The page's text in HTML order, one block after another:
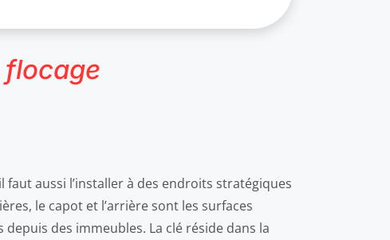
flocage
aussi l’installer à des endroits stratégiques
le capot et l’arrière sont les surfaces
des immeubles. La clé réside dans la